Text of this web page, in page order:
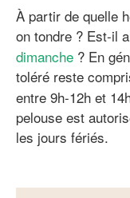
À partir de quelle
on tondre ? Est-il
dimanche ? En
toléré reste
entre 9h-12h et
pelouse est
les jours fériés.